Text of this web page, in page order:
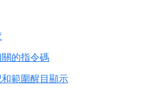
的指令碼
範圍醒目顯示